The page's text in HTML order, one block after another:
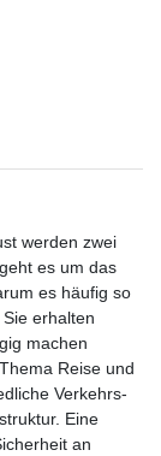
werden zwei
es um das
es häufig so
erhalten
machen
Reise und
Verkehrs-
Eine
an